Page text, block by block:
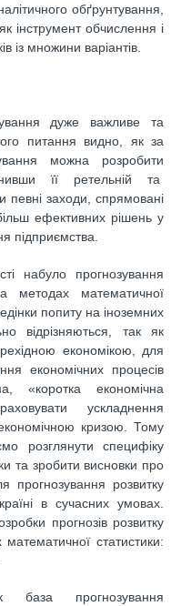
обґрунтування,
інструмент обчислення і
із множини варіантів.
дуже важливе та
питання видно, як за
можна розробити
її ретельній та
певні заходи, спрямовані
ефективних рішень у
підприємства.
набуло прогнозування
методах математичної
попиту на іноземних
відрізняються, так як
економікою, для
економічних процесів
«коротка економічна
ускладнення
економічною кризою. Тому
розглянути специфіку
та зробити висновки про
прогнозування розвитку
в сучасних умовах.
прогнозів розвитку
статистики:
прогнозування